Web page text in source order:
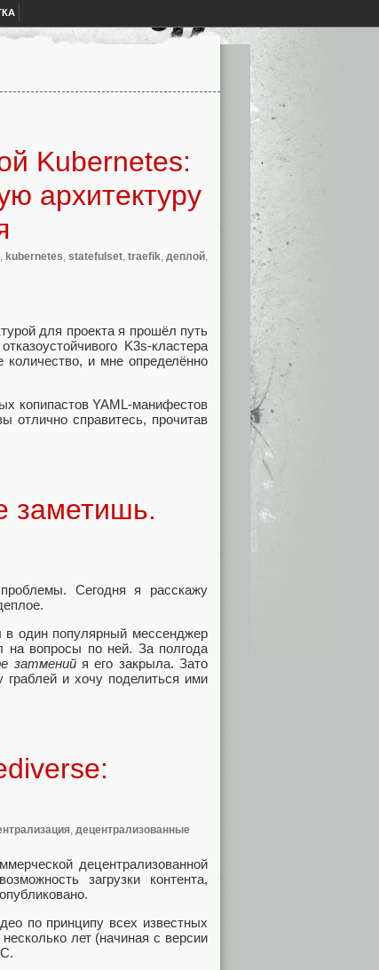
Kubernetes:
архитектуру
kubernetes statefulset traefik деплой
для проекта я прошёл путь
K3s‑кластера
и мне определённо
копипастов YAML‑манифестов
отлично справитесь, прочитав
заметишь.
Сегодня я расскажу
в один популярный мессенджер
на вопросы по ней. За полгода
затменийя его закрыла. Зато
и хочу поделиться ими
децентрализованные
децентрализованной
загрузки контента,
по принципу всех известных
лет (начиная с версии